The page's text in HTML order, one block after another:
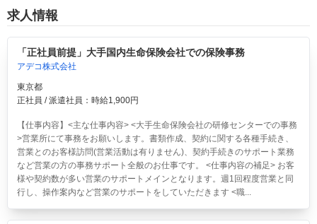
求人情報
「正社員前提」大手国内生命保険会社での保険事務
アデコ株式会社
東京都
正社員 / 派遣社員：時給1,900円
【仕事内容】<主な仕事内容> <大手生命保険会社の研修センターでの事務
>営業所にて事務をお願いします。書類作成、契約に関する各種手続き、
営業とのお客様訪問(営業活動は有りません)、契約手続きのサポート業務
など営業の方の事務サポート全般のお仕事です。 <仕事内容の補足> お客
様や契約数が多い営業のサポートメインとなります。週1回程度営業と同
行し、操作案内など営業のサポートをしていただきます <職...